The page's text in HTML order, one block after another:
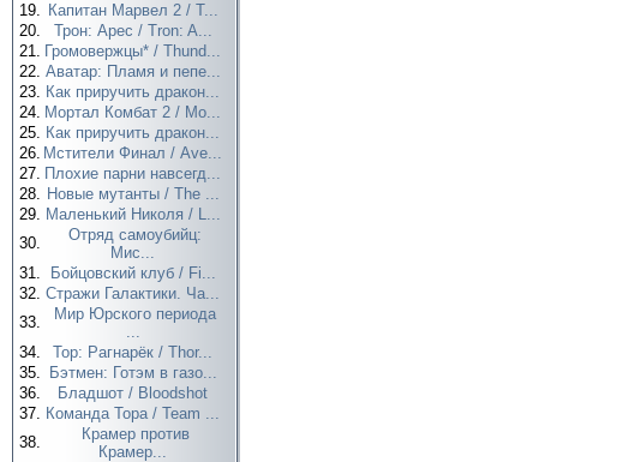
19. Капитан Марвел 2 / T...
20.
Трон: Арес / Tron: A...
21. Громовержцы* / Thund...
22. Аватар: Пламя и пепе...
23. Как приручить дракон...
24. Мортал Комбат 2 / Mo...
25. Как приручить дракон...
26. Мстители Финал / Ave...
27. Плохие парни навсегд...
28. Новые мутанты / The ...
29. Маленький Николя / L...
30.
Отряд самоубийц:
Мис...
31.
Бойцовский клуб / Fi...
32. Стражи Галактики. Ча...
33.
Мир Юрского периода
...
34.
Тор: Рагнарёк / Thor...
35.
Бэтмен: Готэм в газо...
36.
Бладшот / Bloodshot
37. Команда Тора / Team ...
38.
Крамер против
Крамер...